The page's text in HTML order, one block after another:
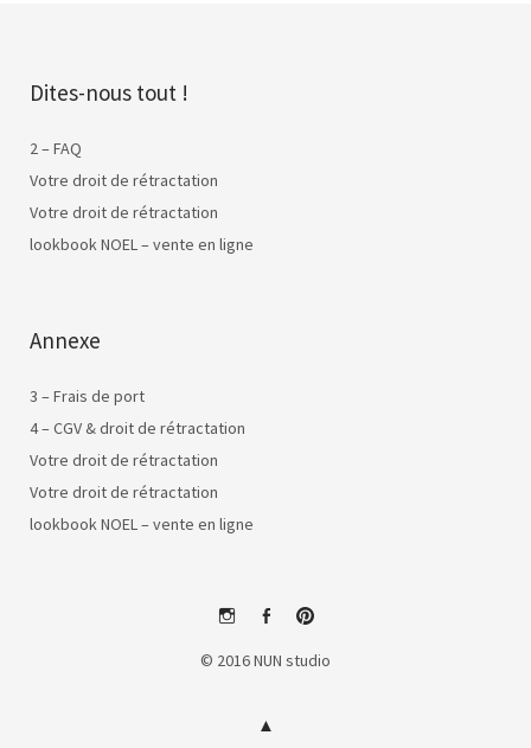
Dites-nous tout !
2 – FAQ
Votre droit de rétractation
Votre droit de rétractation
lookbook NOEL – vente en ligne
Annexe
3 – Frais de port
4 – CGV & droit de rétractation
Votre droit de rétractation
Votre droit de rétractation
lookbook NOEL – vente en ligne
instagramfacebookpinterest
© 2016 NUN studio